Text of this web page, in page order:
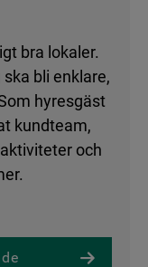
bra lokaler.
bli enklare,
hyresgäst
kundteam,
och